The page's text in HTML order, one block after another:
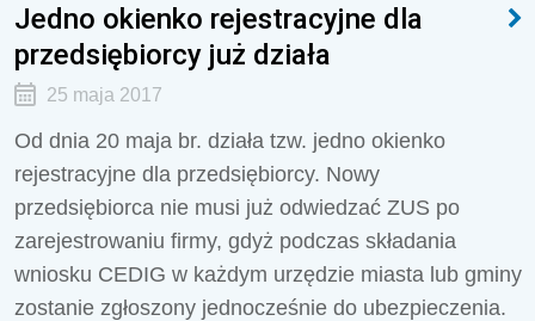
Jedno okienko rejestracyjne dla
przedsiębiorcy już działa
25 maja 2017
Od dnia 20 maja br. działa tzw. jedno okienko
rejestracyjne dla przedsiębiorcy. Nowy
przedsiębiorca nie musi już odwiedzać ZUS po
zarejestrowaniu firmy, gdyż podczas składania
wniosku CEDIG w każdym urzędzie miasta lub gminy
zostanie zgłoszony jednocześnie do ubezpieczenia.